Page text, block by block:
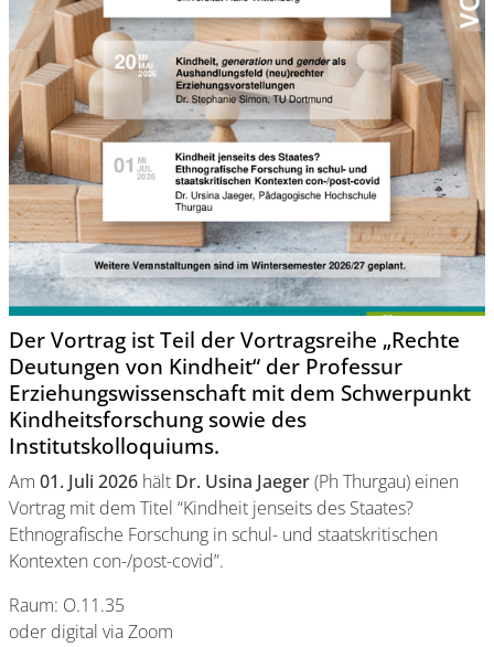
Der Vortrag ist Teil der Vortragsreihe „Rechte
Deutungen von Kindheit“ der Professur
Erziehungswissenschaft mit dem Schwerpunkt
Kindheitsforschung sowie des
Institutskolloquiums.
Am 01. Juli 2026 hält Dr. Usina Jaeger(Ph Thurgau) einen
Vortrag mit dem Titel “Kindheit jenseits des Staates?
Ethnografische Forschung in schul- und staatskritischen
Kontexten con-/post-covid”.
Raum: O.11.35
oder digital via Zoom